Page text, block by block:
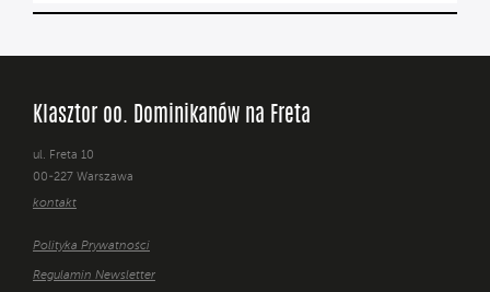
Klasztor oo. Dominikanów na Freta
ul. Freta 10
00-227 Warszawa
kontakt
Polityka Prywatności
Regulamin Newsletter